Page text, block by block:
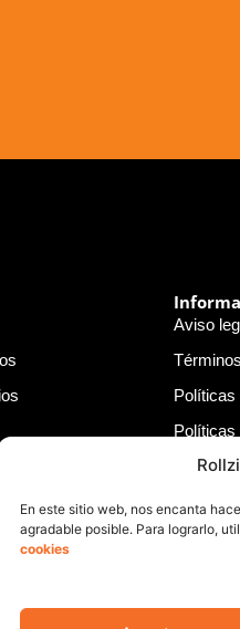
En este sitio web, nos encanta
agradable posible. Para lograrlo,
cookies
Aviso
Políticas
Políticas
Política